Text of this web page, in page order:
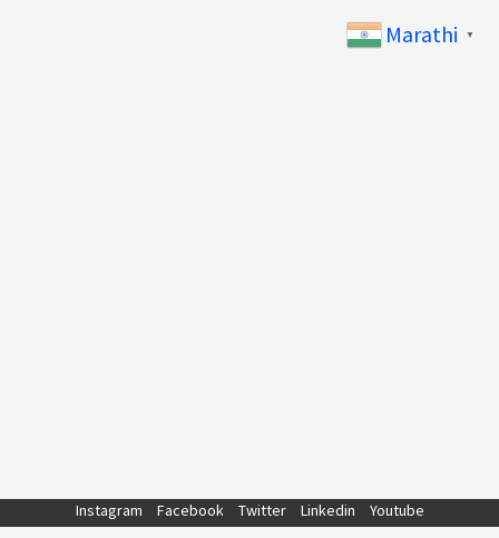
Instagram Facebook Twitter Linkedin Youtube
Marathi ▼